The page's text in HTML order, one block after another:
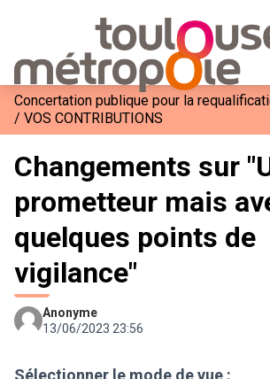
/ VOS CONTRIBUTIONS
Changements sur
prometteur mais
quelques points de
vigilance"
Anonyme
13/06/2023 23:56
Sélectionner le mode de vue :